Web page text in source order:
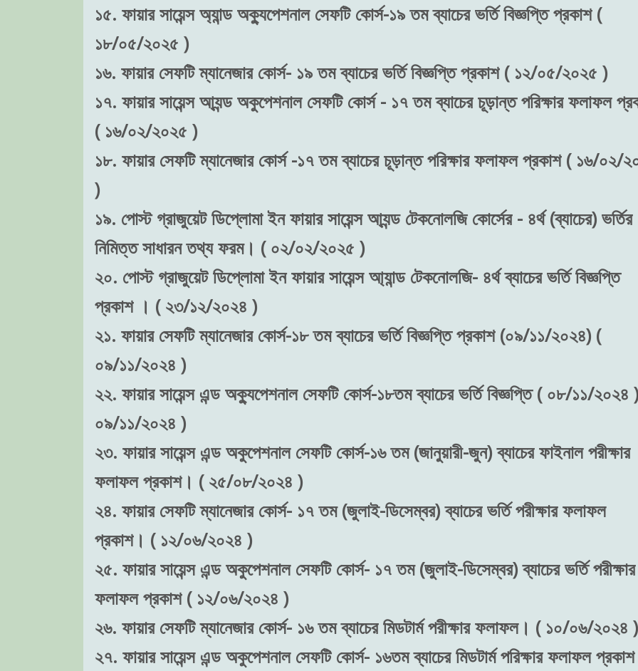
১৫. ফায়ার সায়েন্স অ্যান্ড অক্যুপেশনাল সেফটি কোর্স-১৯ তম ব্যাচের ভর্তি বিজ্ঞপ্তি প্রকাশ (
১৮/০৫/২০২৫ )
১৬. ফায়ার সেফটি ম্যানেজার কোর্স- ১৯ তম ব্যাচের ভর্তি বিজ্ঞপ্তি প্রকাশ ( ১২/০৫/২০২৫ )
১৭. ফায়ার সায়েন্স আ্যন্ড অকুপেশনাল সেফটি কোর্স - ১৭ তম ব্যাচের চূড়ান্ত পরিক্ষার ফলাফল
( ১৬/০২/২০২৫ )
১৮. ফায়ার সেফটি ম্যানেজার কোর্স -১৭ তম ব্যাচের চূড়ান্ত পরিক্ষার ফলাফল প্রকাশ ( ১৬/০২/
)
১৯. পোস্ট গ্রাজুয়েট ডিপ্লোমা ইন ফায়ার সায়েন্স আ্যন্ড টেকনোলজি কোর্সের - ৪র্থ (ব্যাচের) ভর্তির
নিমিত্ত সাধারন তথ্য ফরম। ( ০২/০২/২০২৫ )
২০. পোস্ট গ্রাজুয়েট ডিপ্লোমা ইন ফায়ার সায়েন্স আ্যান্ড টেকনোলজি- ৪র্থ ব্যাচের ভর্তি বিজ্ঞপ্তি
প্রকাশ । ( ২৩/১২/২০২৪ )
২১. ফায়ার সেফটি ম্যানেজার কোর্স-১৮ তম ব্যাচের ভর্তি বিজ্ঞপ্তি প্রকাশ (০৯/১১/২০২৪) (
০৯/১১/২০২৪ )
২২. ফায়ার সায়েন্স এন্ড অক্যুপেশনাল সেফটি কোর্স-১৮তম ব্যাচের ভর্তি বিজ্ঞপ্তি ( ০৮/১১/২০২৪
০৯/১১/২০২৪ )
২৩. ফায়ার সায়েন্স এন্ড অকুপেশনাল সেফটি কোর্স-১৬ তম (জানুয়ারী-জুন) ব্যাচের ফাইনাল পরীক্ষার
ফলাফল প্রকাশ। ( ২৫/০৮/২০২৪ )
২৪. ফায়ার সেফটি ম্যানেজার কোর্স- ১৭ তম (জুলাই-ডিসেম্বর) ব্যাচের ভর্তি পরীক্ষার ফলাফল
প্রকাশ। ( ১২/০৬/২০২৪ )
২৫. ফায়ার সায়েন্স এন্ড অকুপেশনাল সেফটি কোর্স- ১৭ তম (জুলাই-ডিসেম্বর) ব্যাচের ভর্তি পরীক্ষার
ফলাফল প্রকাশ ( ১২/০৬/২০২৪ )
২৬. ফায়ার সেফটি ম্যানেজার কোর্স- ১৬ তম ব্যাচের মিডটার্ম পরীক্ষার ফলাফল। ( ১০/০৬/২০২৪ )
২৭. ফায়ার সায়েন্স এন্ড অকুপেশনাল সেফটি কোর্স- ১৬তম ব্যাচের মিডটার্ম পরিক্ষার ফলাফল